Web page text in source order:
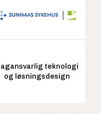
teknologi
og løsningsdesign